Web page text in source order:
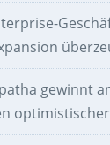
gewinnt
optimistischer